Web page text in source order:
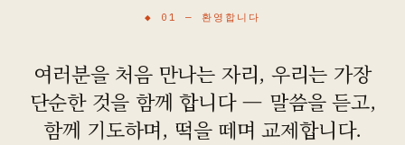
◆ 01 — 환영합니다
여러분을 처음 만나는 자리, 우리는 가장
단순한 것을 함께 합니다 — 말씀을 듣고,
함께 기도하며, 떡을 떼며 교제합니다.